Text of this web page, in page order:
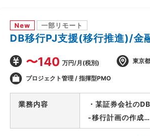
New 一部リモート
DB移行PJ支援(移行推進)/金
〜140 万円/月(税別) 東京
プロジェクト管理 / 指揮型PMO
業務内容
・某証券会社の
-移行計画の作成
-移行方式検討/本